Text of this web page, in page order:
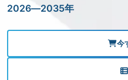
2026―2035年
今